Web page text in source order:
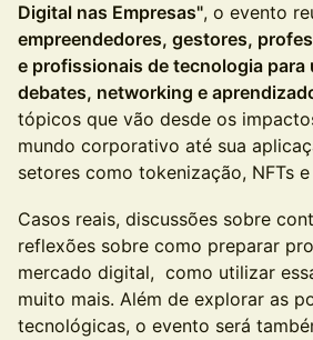
Digital nas Empresas", o evento
empreendedores, gestores,
e profissionais de tecnologia para
debates, networking e
tópicos que vão desde os
mundo corporativo até sua
setores como tokenização, NFTs
Casos reais, discussões sobre
reflexões sobre como preparar
mercado digital, como utilizar
muito mais. Além de explorar as
tecnológicas, o evento será